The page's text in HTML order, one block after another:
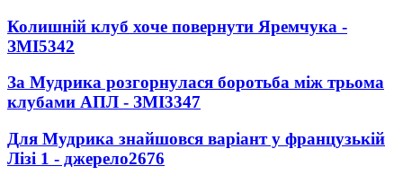
Колишній клуб хоче повернути Яремчука -
ЗМІ5342
За Мудрика розгорнулася боротьба між трьома
клубами АПЛ - ЗМІ3347
Для Мудрика знайшовся варіант у французькій
Лізі 1 - джерело2676